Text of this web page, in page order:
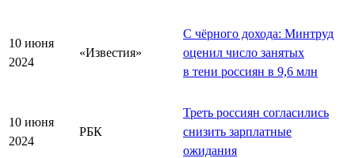
10 июня
2024
«Известия»
С чёрного дохода: Минтруд
оценил число занятых
в тени россиян в 9,6 млн
10 июня
2024
РБК
Треть россиян согласились
снизить зарплатные
ожидания